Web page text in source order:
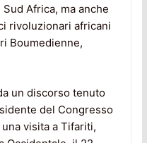
Africa, ma anche
rivoluzionari africani
Boumedienne,
un discorso tenuto
del Congresso
visita a Tifariti,